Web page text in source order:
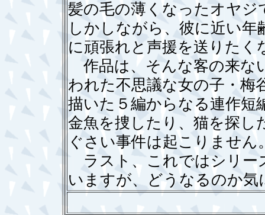
髪の毛の薄くなったオヤ
しかしながら、彼に近い
に頑張れと声援を送りたく
作品は、そんな客の来な
われた不思議な女の子・梅
描いた５編からなる連作短
金魚を捜したり、猫を探し
ぐさい事件は起こりませ
ラスト、これではシリー
いますが、どうなるのか